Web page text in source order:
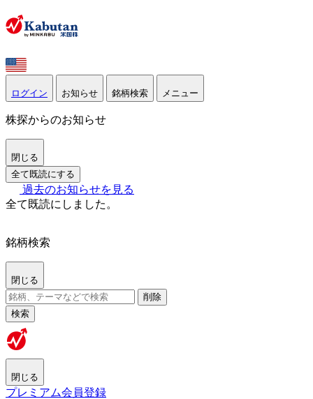
ログイン お知らせ 銘柄検索 メニュー
株探からのお知らせ
閉じる
全て既読にする
過去のお知らせを見る
全て既読にしました。
銘柄検索
閉じる
削除
検索
閉じる
プレミアム会員登録